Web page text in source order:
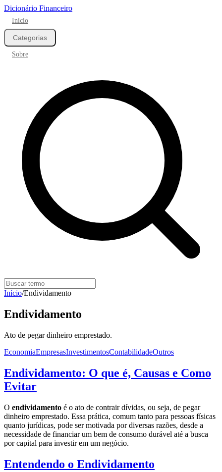
Dicionário Financeiro
Início
Categorias
Sobre
Início/Endividamento
Endividamento
Ato de pegar dinheiro emprestado.
EconomiaEmpresasInvestimentosContabilidadeOutros
Endividamento: O que é, Causas e Como
Evitar
O endividamento é o ato de contrair dívidas, ou seja, de pegar
dinheiro emprestado. Essa prática, comum tanto para pessoas físicas
quanto jurídicas, pode ser motivada por diversas razões, desde a
necessidade de financiar um bem de consumo durável até a busca
por capital para investir em um negócio.
Entendendo o Endividamento